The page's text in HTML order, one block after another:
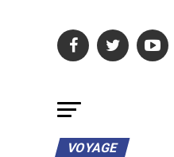
VOYAGE